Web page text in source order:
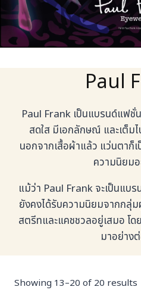
Paul
Paul Frank เป็นแบรนด์แฟชั่
สดใส มีเอกลักษณ์ และเต็ม
นอกจากเสื้อผ้าแล้ว แว่นตา
ความนิยม
แม้ว่า Paul Frank จะเป็นแบ
ยังคงได้รับความนิยมจากกลุ่
สตรีทและแคชชวลอยู่เสมอ โ
มาอย่าง
Showing 13–20 of 20 results